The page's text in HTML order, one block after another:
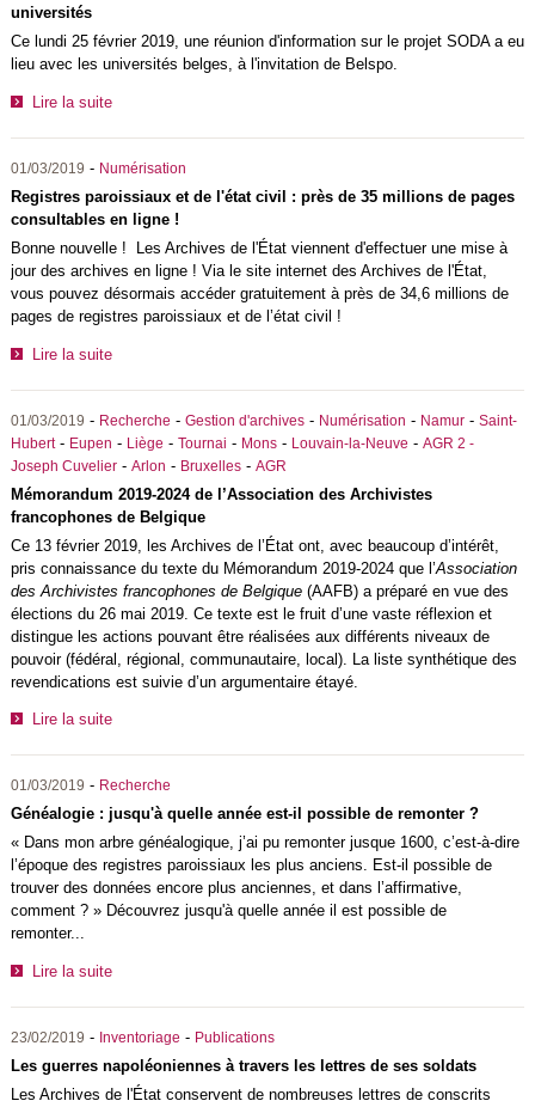
universités
Ce lundi 25 février 2019, une réunion d'information sur le projet SODA a eu
lieu avec les universités belges, à l'invitation de Belspo.
Lire la suite
01/03/2019 - Numérisation
Registres paroissiaux et de l'état civil : près de 35 millions de pages
consultables en ligne !
Bonne nouvelle ! Les Archives de l'État viennent d'effectuer une mise à
jour des archives en ligne ! Via le site internet des Archives de l'État,
vous pouvez désormais accéder gratuitement à près de 34,6 millions de
pages de registres paroissiaux et de l’état civil !
Lire la suite
01/03/2019 - Recherche - Gestion d'archives- Numérisation - Namur- Saint-
Hubert- Eupen - Liège - Tournai - Mons- Louvain-la-Neuve - AGR 2 -
Joseph Cuvelier- Arlon - Bruxelles- AGR
Mémorandum 2019-2024 de l’Association des Archivistes
francophones de Belgique
Ce 13 février 2019, les Archives de l’État ont, avec beaucoup d’intérêt,
pris connaissance du texte du Mémorandum 2019-2024 que l’Association
des Archivistes francophones de Belgique(AAFB) a préparé en vue des
élections du 26 mai 2019. Ce texte est le fruit d’une vaste réflexion et
distingue les actions pouvant être réalisées aux différents niveaux de
pouvoir (fédéral, régional, communautaire, local). La liste synthétique des
revendications est suivie d’un argumentaire étayé.
Lire la suite
01/03/2019 - Recherche
Généalogie : jusqu'à quelle année est-il possible de remonter ?
« Dans mon arbre généalogique, j’ai pu remonter jusque 1600, c’est-à-dire
l’époque des registres paroissiaux les plus anciens. Est-il possible de
trouver des données encore plus anciennes, et dans l’affirmative,
comment ? » Découvrez jusqu'à quelle année il est possible de
remonter...
Lire la suite
23/02/2019 - Inventoriage - Publications
Les guerres napoléoniennes à travers les lettres de ses soldats
Les Archives de l'État conservent de nombreuses lettres de conscrits